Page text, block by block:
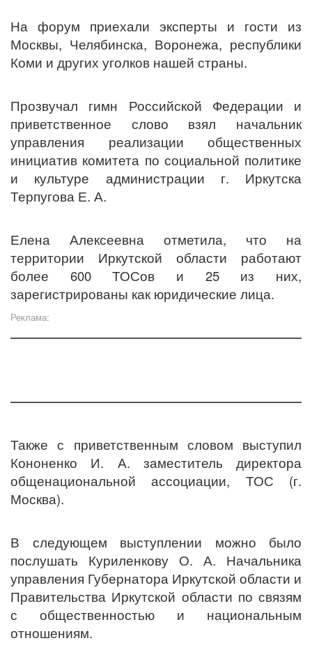
На форум приехали эксперты и гости из
Москвы, Челябинска, Воронежа, республики
Коми и других уголков нашей страны.
Прозвучал гимн Российской Федерации и
приветственное слово взял начальник
управления реализации общественных
инициатив комитета по социальной политике
и культуре администрации г. Иркутска
Терпугова Е. А.
Елена Алексеевна отметила, что на
территории Иркутской области работают
более 600 ТОСов и 25 из них,
зарегистрированы как юридические лица.
Реклама:
Также с приветственным словом выступил
Кононенко И. А. заместитель директора
общенациональной ассоциации, ТОС (г.
Москва).
В следующем выступлении можно было
послушать Куриленкову О. А. Начальника
управления Губернатора Иркутской области и
Правительства Иркутской области по связям
с общественностью и национальным
отношениям.